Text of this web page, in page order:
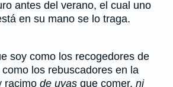
antes del verano, el cual uno
en su mano se lo traga.
soy como los recogedores de
los rebuscadores en la
racimo de uvas que comer, ni